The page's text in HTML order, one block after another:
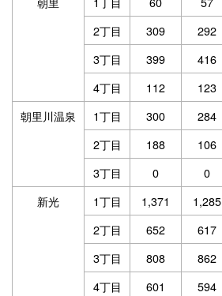
2丁目
309 292
3丁目
399 416
4丁目
112 123
朝里川温泉
1丁目 300 284
2丁目
188 106
3丁目
0 0
新光
1丁目 1,371 1,285
2丁目
652 617
3丁目
808 862
4丁目
601 594